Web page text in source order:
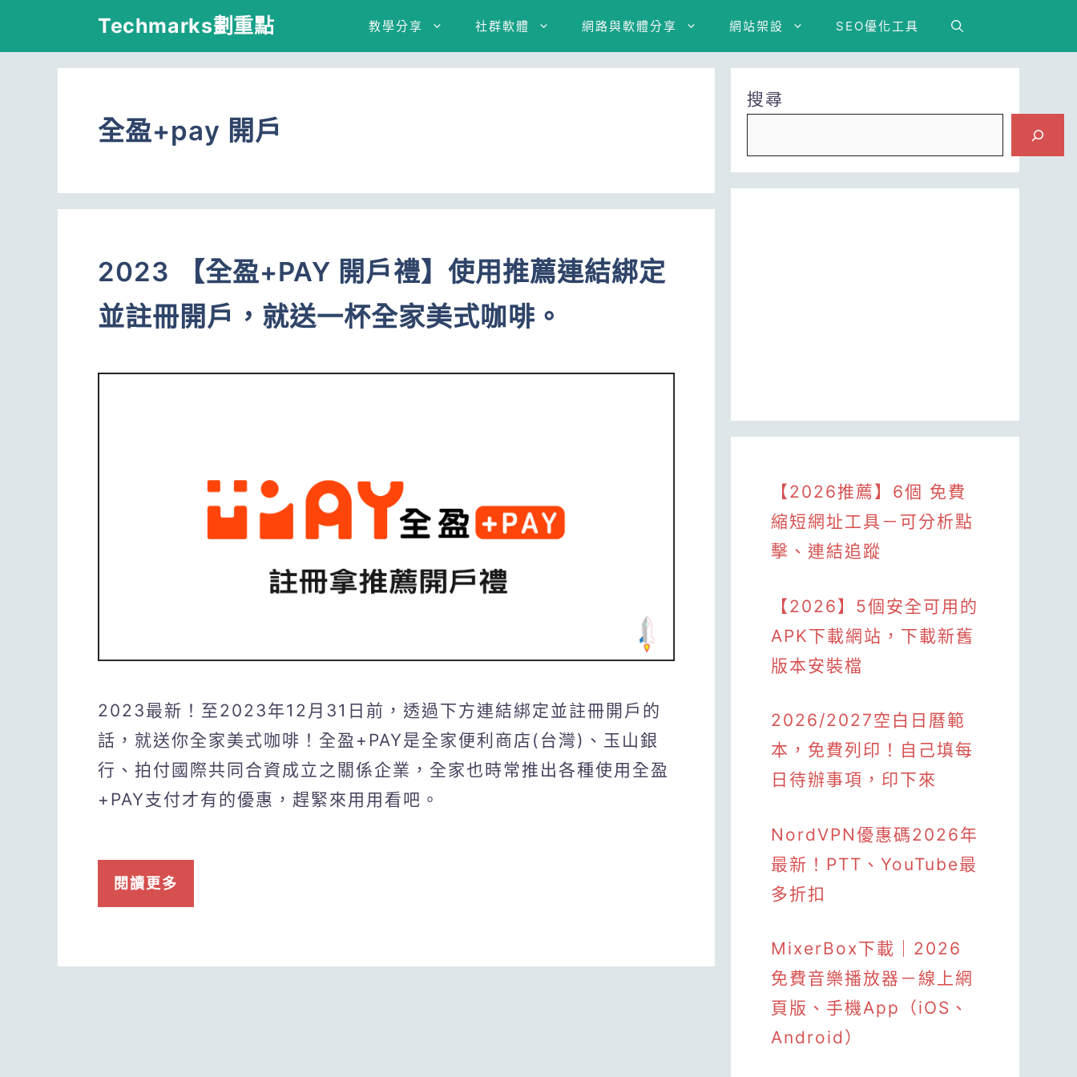
Techmarks劃重點 教學分享 社群軟體 網路與軟體分享 網站架設 SEO優化工具
全盈+pay 開戶
2023 【全盈+PAY 開戶禮】使用推薦連結綁定
並註冊開戶，就送一杯全家美式咖啡。
2023最新！至2023年12月31日前，透過下方連結綁定並註冊開戶的
話，就送你全家美式咖啡！全盈+PAY是全家便利商店(台灣)、玉山銀
行、拍付國際共同合資成立之關係企業，全家也時常推出各種使用全盈
+PAY支付才有的優惠，趕緊來用用看吧。
閱讀更多
搜尋
【2026推薦】6個 免費
縮短網址工具－可分析點
擊、連結追蹤
【2026】5個安全可用的
APK下載網站，下載新舊
版本安裝檔
2026/2027空白日曆範
本，免費列印！自己填每
日待辦事項，印下來
NordVPN優惠碼2026年
最新！PTT、YouTube最
多折扣
MixerBox下載｜2026
免費音樂播放器－線上網
頁版、手機App（iOS、
Android）